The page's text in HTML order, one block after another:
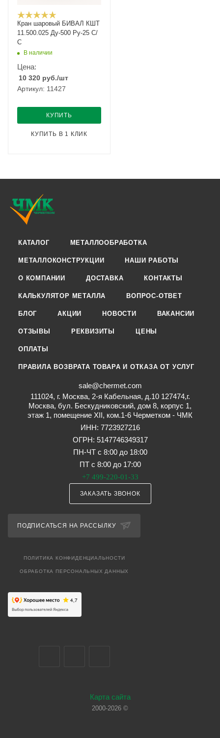
Кран шаровый БИВАЛ КШТ
11.500.025 Ду-500 Ру-25 С/
С
В наличии
Цена:
10 320 руб./шт
Артикул: 11427
КУПИТЬ
КУПИТЬ В 1 КЛИК
КАТАЛОГ МЕТАЛЛООБРАБОТКА
МЕТАЛЛОКОНСТРУКЦИИ НАШИ РАБОТЫ
О КОМПАНИИ ДОСТАВКА КОНТАКТЫ
КАЛЬКУЛЯТОР МЕТАЛЛА ВОПРОС-ОТВЕТ
БЛОГ АКЦИИ НОВОСТИ ВАКАНСИИ
ОТЗЫВЫ РЕКВИЗИТЫ ЦЕНЫ
ОПЛАТЫ
ПРАВИЛА ВОЗВРАТА ТОВАРА И ОТКАЗА ОТ УСЛУГ
sale@chermet.com
111024, г. Москва, 2-я Кабельная, д.10 127474,г.
Москва, бул. Бескудниковский, дом 8, корпус 1,
этаж 1, помещение XII, ком.1-6 Черметком - ЧМК
ИНН: 7723927216
ОГРН: 5147746349317
ПН-ЧТ с 8:00 до 18:00
ПТ с 8:00 до 17:00
+7 499-220-01-33
ЗАКАЗАТЬ ЗВОНОК
ПОДПИСАТЬСЯ НА РАССЫЛКУ
ПОЛИТИКА КОНФИДЕНЦИАЛЬНОСТИ
ОБРАБОТКА ПЕРСОНАЛЬНЫХ ДАННЫХ
Карта сайта
2000-2026 ©